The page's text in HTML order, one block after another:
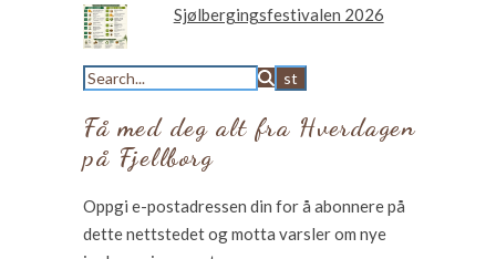
Sjølbergingsfestivalen 2026
Få med deg alt fra Hverdagen
på Fjellborg
Oppgi e-postadressen din for å abonnere på
dette nettstedet og motta varsler om nye